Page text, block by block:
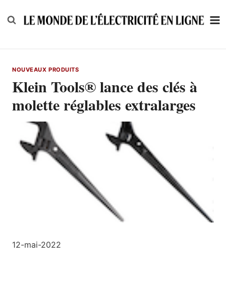
to
NOUVEAUX PRODUITS
Klein Tools® lance des clés à
molette réglables extralarges
12-mai-2022